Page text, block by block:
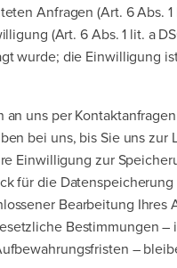
Anfragen (Art. 6 Abs. 1
(Art. 6 Abs. 1 lit. a
wurde; die Einwilligung
an uns per
bei uns, bis Sie uns zur
Einwilligung zur
für die Datenspeicherung
Bearbeitung Ihres
Bestimmungen –
–